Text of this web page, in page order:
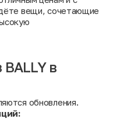
вещи, сочетающие
в
обновления.